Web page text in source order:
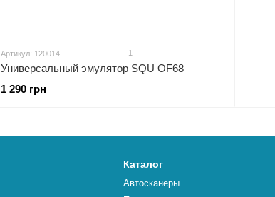
Артикул: 120014 1
Универсальный эмулятор SQU OF68
1 290 грн
Каталог
Автосканеры